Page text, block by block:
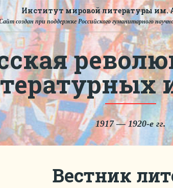
Институт мировой литературы им.
создан при поддержке Российского гуманитарного
1917 — 1920-е гг.
Вестник